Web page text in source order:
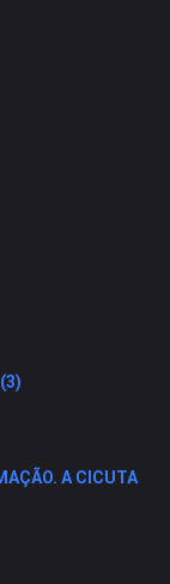
A CICUTA